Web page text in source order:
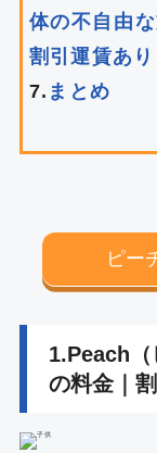
体の不自由
割引運賃あり
7. まとめ
ピー
1.Peach
の料金｜